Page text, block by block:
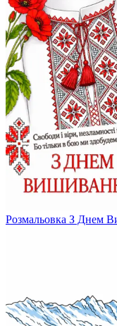
Розмальовка З Днем